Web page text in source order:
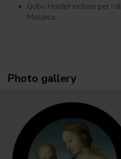
Gobo Holder incluso per i
Mosaico
Photo gallery